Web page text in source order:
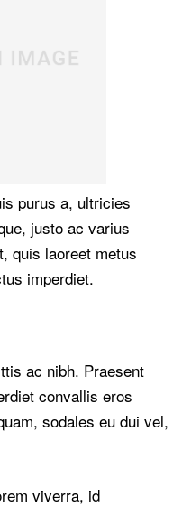
purus a, ultricies
justo ac varius
quis laoreet metus
imperdiet.
ac nibh. Praesent
convallis eros
sodales eu dui vel,
viverra, id